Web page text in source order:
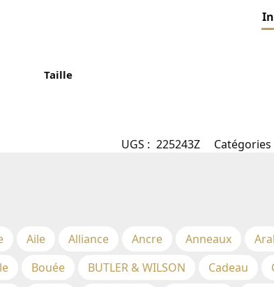
Taille
UGS : 225243Z Catégories
Aile Alliance Ancre Anneaux
Bouée BUTLER & WILSON Cadeau